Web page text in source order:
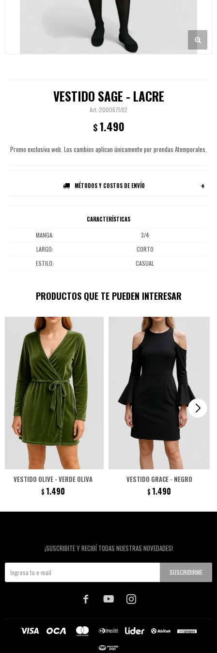
VESTIDO SAGE - LACRE
200067592
$ 1.490
Promo exclusiva web. Los cambios aplican únicamente por prendas Atemporales.
MÉTODOS Y COSTOS DE ENVÍO
CARACTERÍSTICAS
MANGA
3/4
LARGO
CORTO
ESTILO
CASUAL
PRODUCTOS QUE TE PUEDEN INTERESAR
VESTIDO OLIVE - VERDE OLIVA
$ 1.490
VESTIDO GRACE - NEGRO
$ 1.490
¡SUSCRIBITE Y RECIBÍ TODAS NUESTRAS NOVEDADES!
SUSCRIBIRME
  